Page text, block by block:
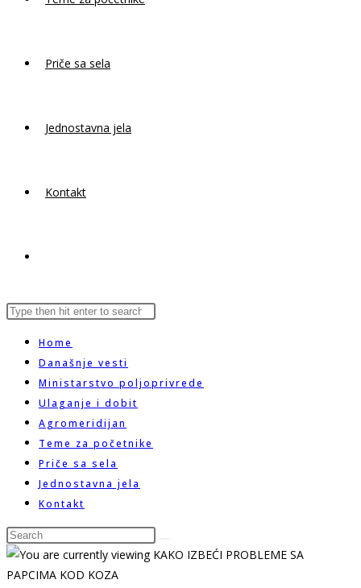
Priče sa sela
Jednostavna jela
Kontakt
website
search
Search
website
Press
the
Home
Današnje vesti
Ministarstvo poljoprivrede
Ulaganje i dobit
Agromeridijan
Teme za početnike
Priče sa sela
Jednostavna jela
Kontakt
Search
this
website